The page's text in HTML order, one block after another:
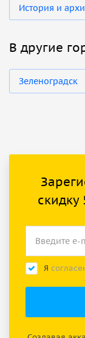
История и
В другие
Зеленоградск
Я